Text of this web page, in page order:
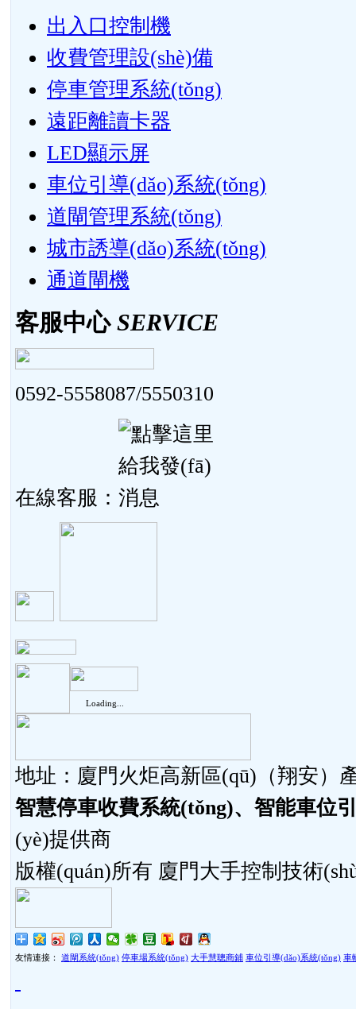
出入口控制機
收費管理設(shè)備
停車管理系統(tǒng)
遠距離讀卡器
LED顯示屏
車位引導(dǎo)系統(tǒng)
道閘管理系統(tǒng)
城市誘導(dǎo)系統(tǒng)
通道閘機
客服中心 SERVICE
0592-5558087/5550310
在線客服：
Loading...
地址：廈門火炬高新區(qū)（翔安）
智慧停車收費系統(tǒng)、智能車位
(yè)提供商
版權(quán)所有 廈門大手控制技術
友情連接： 道閘系統(tǒng) 停車場系統(tǒng) 大手慧聰商鋪 車位引導(dǎo)系統(tǒng) 車